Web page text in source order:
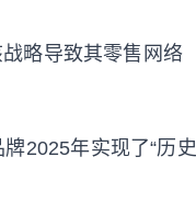
略导致其零售网络
2025年实现了“历史